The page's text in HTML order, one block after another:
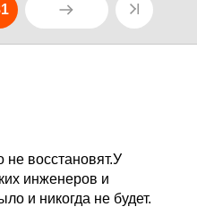
не восстановят.У
инженеров и
и никогда не будет.